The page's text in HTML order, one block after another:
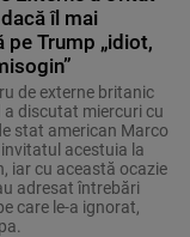
îl mai
pe Trump „idiot,
de externe britanic
a discutat miercuri cu
stat american Marco
acestuia la
iar cu această ocazie
adresat întrebări
care le-a ignorat,